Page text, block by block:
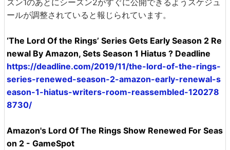
ールが調整されていると報じられています。
‘The Lord Of the Rings’ Series Gets Early Season 2 Re
newal By Amazon, Sets Season 1 Hiatus ? Deadline
https://deadline.com/2019/11/the-lord-of-the-rings-
series-renewed-season-2-amazon-early-renewal-s
eason-1-hiatus-writers-room-reassembled-120278
8730/
Amazon's Lord Of The Rings Show Renewed For Seas
on 2 - GameSpot